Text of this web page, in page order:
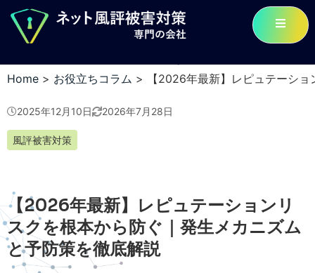
Home > お役立ちコラム > 【2026年最新】レピュテーシ
2025年12月10日 2026年7月28日
風評被害対策
【2026年最新】レピュテーションリ
スクを根本から防ぐ｜発生メカニズム
と予防策を徹底解説